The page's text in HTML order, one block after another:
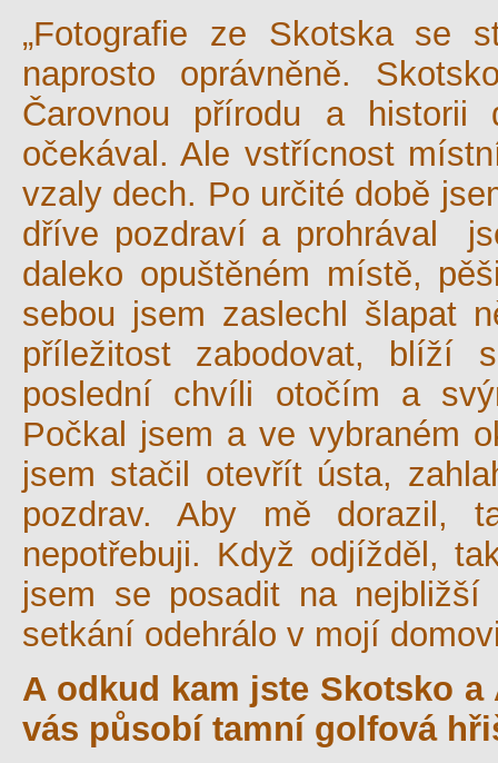
„Fotografie ze Skotska se
naprosto oprávněně.
Čarovnou přírodu a historii
očekával. Ale vstřícnost
vzaly dech. Po určité době
dříve pozdraví a prohrával
daleko opuštěném místě,
sebou jsem zaslechl šlapat
příležitost zabodovat, blíží
poslední chvíli otočím a
Počkal jsem a ve vybraném
jsem stačil otevřít ústa,
pozdrav. Aby mě dorazil,
nepotřebuji. Když odjížděl,
jsem se posadit na
setkání odehrálo v mojí
A odkud kam jste Skotsko
vás působí tamní golfová